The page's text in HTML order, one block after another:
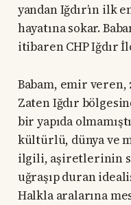
yandan Iğdır’ın ilk
hayatına sokar.
itibaren CHP Iğdır
Babam, emir
Zaten Iğdır
bir yapıda
kültürlü, dünya ve
ilgili, aşiretlerinin
uğraşıp duran
Halkla aralarına